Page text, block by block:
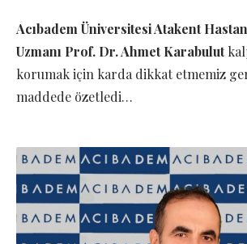
Acıbadem Üniversitesi Atakent
Uzmanı Prof. Dr. Ahmet Karabulut
korumak için karda dikkat etmemiz
maddede özetledi…